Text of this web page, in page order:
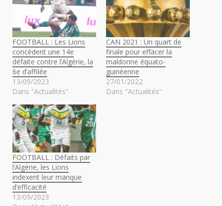
FOOTBALL : Les Lions
concèdent une 14e
défaite contre l’Algérie, la
6e d’affilée
13/09/2023
Dans "Actualités"
CAN 2021 : Un quart de
finale pour effacer la
maldonne équato-
guinéenne
27/01/2022
Dans "Actualités"
FOOTBALL : Défaits par
l’Algérie, les Lions
indexent leur manque
d’efficacité
13/09/2023